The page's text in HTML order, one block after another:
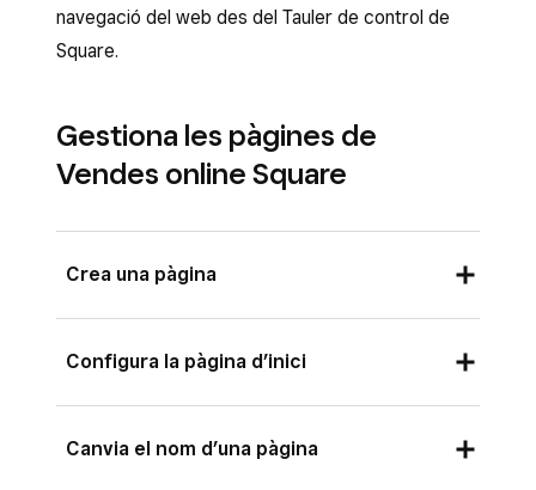
navegació del web des del Tauler de control de
Square.
Gestiona les pàgines de
Vendes online Square
Crea una pàgina
col·lecció de Square per crear un article o una
categoria. Un cop fet, torna a l’editor i actualitza
el navegador. A la llista de pàgines, n’apareixerà
Configura la pàgina d’inici
hi ha al costat del seu nom. Qualsevol pàgina pot
Canvia el nom d’una pàgina